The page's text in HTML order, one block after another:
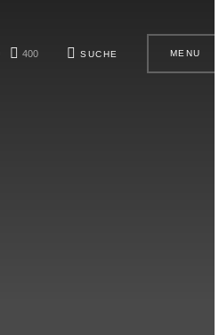
400 SUCHE MENU